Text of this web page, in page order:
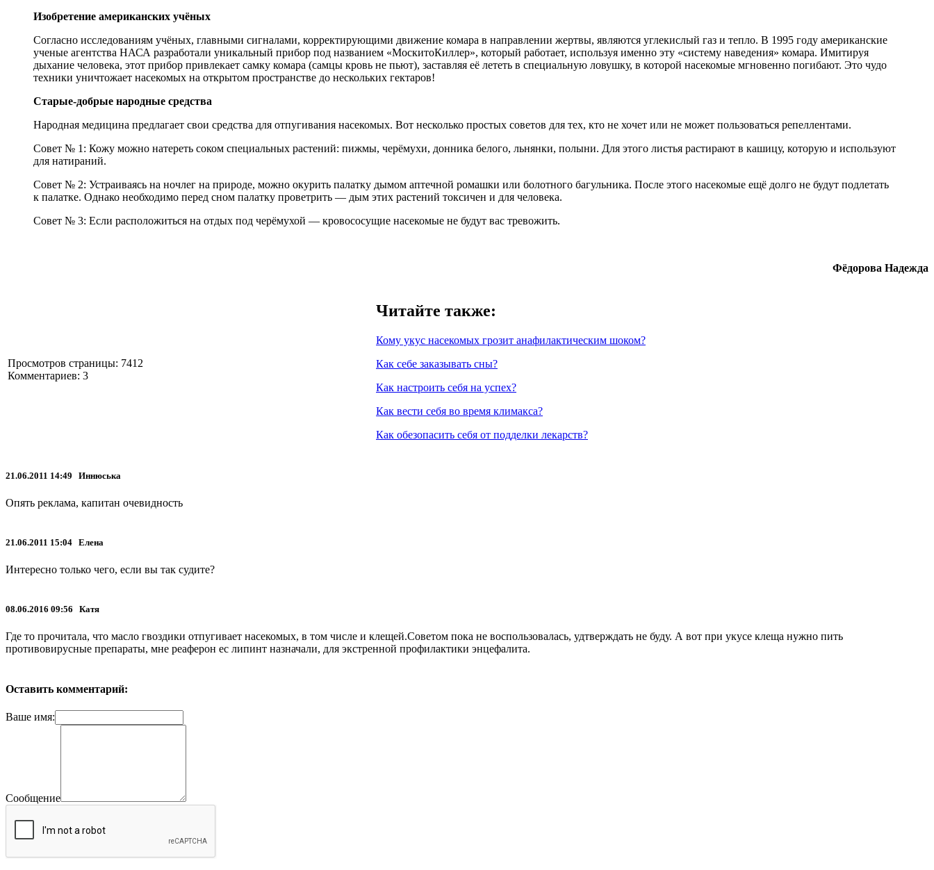
Изобретение американских учёных
Согласно исследованиям учёных, главными сигналами, корректирующими движение комара в направлении жертвы, являются углекислый газ и тепло. В 1995 году американские
ученые агентства НАСА разработали уникальный прибор под названием «МоскитоКиллер», который работает, используя именно эту «систему наведения» комара. Имитируя
дыхание человека, этот прибор привлекает самку комара (самцы кровь не пьют), заставляя её лететь в специальную ловушку, в которой насекомые мгновенно погибают. Это чудо
техники уничтожает насекомых на открытом пространстве до нескольких гектаров!
Старые-добрые народные средства
Народная медицина предлагает свои средства для отпугивания насекомых. Вот несколько простых советов для тех, кто не хочет или не может пользоваться репеллентами.
Совет № 1: Кожу можно натереть соком специальных растений: пижмы, черёмухи, донника белого, льнянки, полыни. Для этого листья растирают в кашицу, которую и используют
для натираний.
Совет № 2: Устраиваясь на ночлег на природе, можно окурить палатку дымом аптечной ромашки или болотного багульника. После этого насекомые ещё долго не будут подлетать
к палатке. Однако необходимо перед сном палатку проветрить — дым этих растений токсичен и для человека.
Совет № 3: Если расположиться на отдых под черёмухой — кровососущие насекомые не будут вас тревожить.
Фёдорова Надежда
Просмотров страницы: 7412
Комментариев: 3
Читайте также:
Кому укус насекомых грозит анафилактическим шоком?
Как себе заказывать сны?
Как настроить себя на успех?
Как вести себя во время климакса?
Как обезопасить себя от подделки лекарств?
21.06.2011 14:49 Иннюська
Опять реклама, капитан очевидность
21.06.2011 15:04 Елена
Интересно только чего, если вы так судите?
08.06.2016 09:56 Катя
Где то прочитала, что масло гвоздики отпугивает насекомых, в том числе и клещей.Советом пока не воспользовалась, удтверждать не буду. А вот при укусе клеща нужно пить
противовирусные препараты, мне реаферон ес липинт назначали, для экстренной профилактики энцефалита.
Оставить комментарий:
Ваше имя:
Сообщение